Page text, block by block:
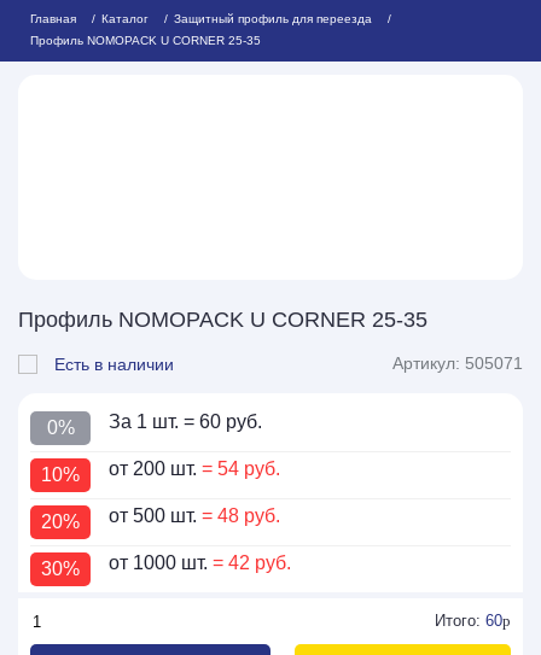
Главная Каталог
Защитный профиль для переезда
Профиль NOMOPACK U CORNER 25-35
Профиль NOMOPACK U CORNER 25-35
Есть в наличии Артикул: 505071
0% За 1 шт. = 60 руб.
10% от 200 шт. = 54 руб.
20% от 500 шт. = 48 руб.
30% от 1000 шт. = 42 руб.
Итого: 60p